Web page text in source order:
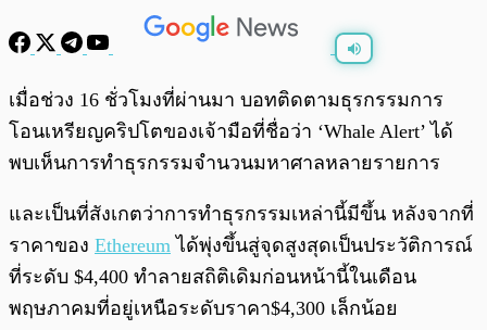
พร้อมเล่น
เมื่อช่วง 16 ชั่วโมงที่ผ่านมา บอทติดตามธุรกรรมการ
โอนเหรียญคริปโตของเจ้ามือที่ชื่อว่า ‘Whale Alert’ ได้
พบเห็นการทำธุรกรรมจำนวนมหาศาลหลายรายการ
และเป็นที่สังเกตว่าการทำธุรกรรมเหล่านี้มีขึ้น หลังจากที่
ราคาของ Ethereum ได้พุ่งขึ้นสู่จุดสูงสุดเป็นประวัติการณ์
ที่ระดับ $4,400 ทำลายสถิติเดิมก่อนหน้านี้ในเดือน
พฤษภาคมที่อยู่เหนือระดับราคา$4,300 เล็กน้อย